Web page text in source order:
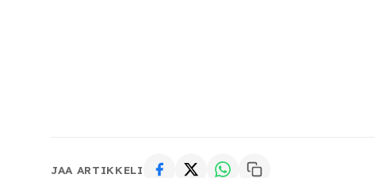
JAA ARTIKKELI